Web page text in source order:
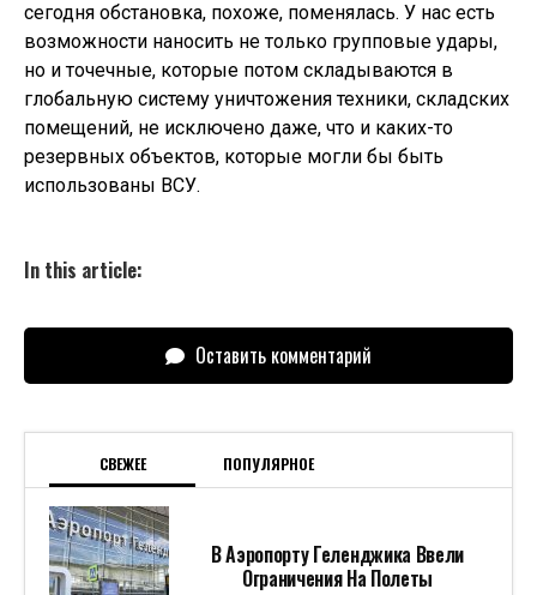
сегодня обстановка, похоже, поменялась. У нас есть
возможности наносить не только групповые удары,
но и точечные, которые потом складываются в
глобальную систему уничтожения техники, складских
помещений, не исключено даже, что и каких-то
резервных объектов, которые могли бы быть
использованы ВСУ.
In this article:
Оставить комментарий
СВЕЖЕЕ ПОПУЛЯРНОЕ
В Аэропорту Геленджика Ввели
Ограничения На Полеты